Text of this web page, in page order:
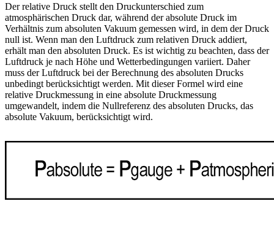
Der relative Druck stellt den Druckunterschied zum
atmosphärischen Druck dar, während der absolute Druck im
Verhältnis zum absoluten Vakuum gemessen wird, in dem der Druck
null ist. Wenn man den Luftdruck zum relativen Druck addiert,
erhält man den absoluten Druck. Es ist wichtig zu beachten, dass der
Luftdruck je nach Höhe und Wetterbedingungen variiert. Daher
muss der Luftdruck bei der Berechnung des absoluten Drucks
unbedingt berücksichtigt werden. Mit dieser Formel wird eine
relative Druckmessung in eine absolute Druckmessung
umgewandelt, indem die Nullreferenz des absoluten Drucks, das
absolute Vakuum, berücksichtigt wird.